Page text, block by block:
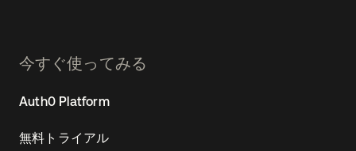
今すぐ使ってみる
Auth0 Platform
無料トライアル